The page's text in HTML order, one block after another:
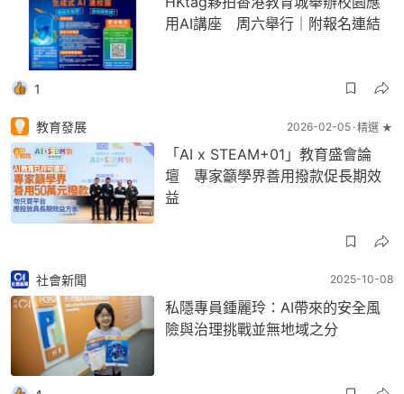
用AI講座 周六舉行｜附報名連結
1
教育發展 2026-02-05 精選 ★
「AI x STEAM+01」教育盛會論
壇 專家籲學界善用撥款促長期效
益
社會新聞 2025-10-08
私隱專員鍾麗玲：AI帶來的安全風
險與治理挑戰並無地域之分